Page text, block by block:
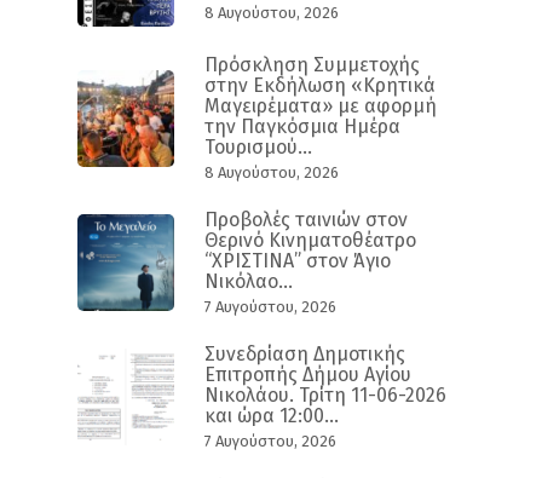
8 Αυγούστου, 2026
Πρόσκληση Συμμετοχής
στην Εκδήλωση «Κρητικά
Μαγειρέματα» με αφορμή
την Παγκόσμια Ημέρα
Τουρισμού...
8 Αυγούστου, 2026
Προβολές ταινιών στον
Θερινό Κινηματοθέατρο
“ΧΡΙΣΤΙΝΑ” στον Άγιο
Νικόλαο...
7 Αυγούστου, 2026
Συνεδρίαση Δημοτικής
Επιτροπής Δήμου Αγίου
Νικολάου. Τρίτη 11-06-2026
και ώρα 12:00...
7 Αυγούστου, 2026